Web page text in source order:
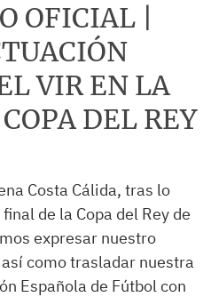
OFICIAL |
VIR EN LA
DEL REY
Costa Cálida, tras lo
de la Copa del Rey de
expresar nuestro
como trasladar nuestra
Española de Fútbol con